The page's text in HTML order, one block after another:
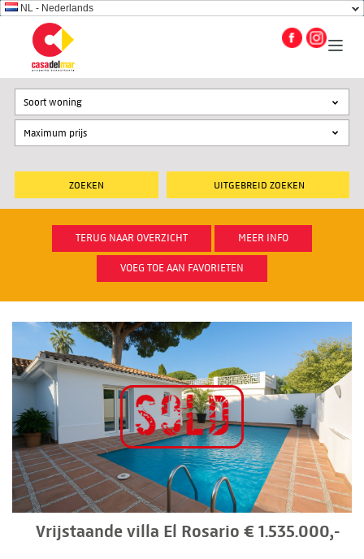
NL - Nederlands
UITGEBREID ZOEKEN
Soort woning
TERUG NAAR OVERZICHT MEER INFO
VOEG TOE AAN FAVORIETEN
Vrijstaande villa El Rosario € 1.535.000,-